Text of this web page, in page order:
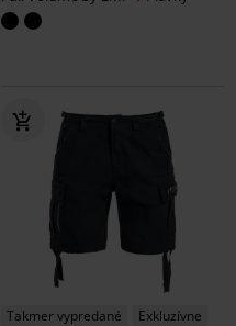
Takmer vypredané
Exkluzívne